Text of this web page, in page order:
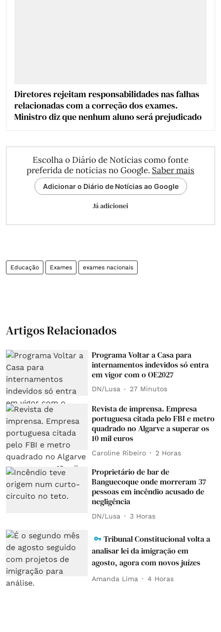
Diretores rejeitam responsabilidades nas falhas
relacionadas com a correção dos exames.
Ministro diz que nenhum aluno será prejudicado
Escolha o Diário de Notícias como fonte
preferida de notícias no Google. Saber mais
Adicionar o Diário de Notícias ao Google
Já adicionei
Educação Exames exames nacionais
Artigos Relacionados
Programa Voltar a Casa para
internamentos indevidos só entra
em vigor com o OE2027
DN/Lusa 27 Minutos
Revista de imprensa. Empresa
portuguesa citada pelo FBI e metro
quadrado no Algarve a superar os
10 mil euros
Caroline Ribeiro 2 Horas
Proprietário de bar de
Banguecoque onde morreram 37
pessoas em incêndio acusado de
negligência
DN/Lusa 3 Horas
Tribunal Constitucional volta a
analisar lei da imigração em
agosto, agora com novos juízes
Amanda Lima 4 Horas